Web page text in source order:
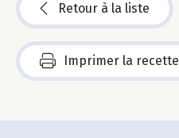
Retour à la liste
Imprimer la recette